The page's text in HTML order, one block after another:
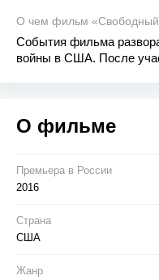
О чем фильм «Свободный
События фильма
войны в США. После
обустраиваются в
против сил
О фильме
Премьера в Росcии
2016
Страна
США
Жанр